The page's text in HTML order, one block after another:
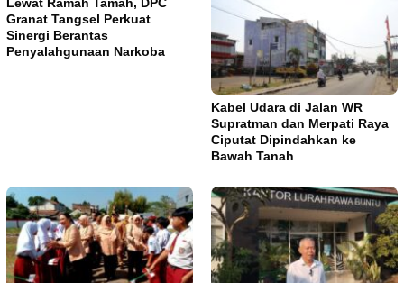
Lewat Ramah Tamah, DPC
Granat Tangsel Perkuat
Sinergi Berantas
Penyalahgunaan Narkoba
Kabel Udara di Jalan WR
Supratman dan Merpati Raya
Ciputat Dipindahkan ke
Bawah Tanah